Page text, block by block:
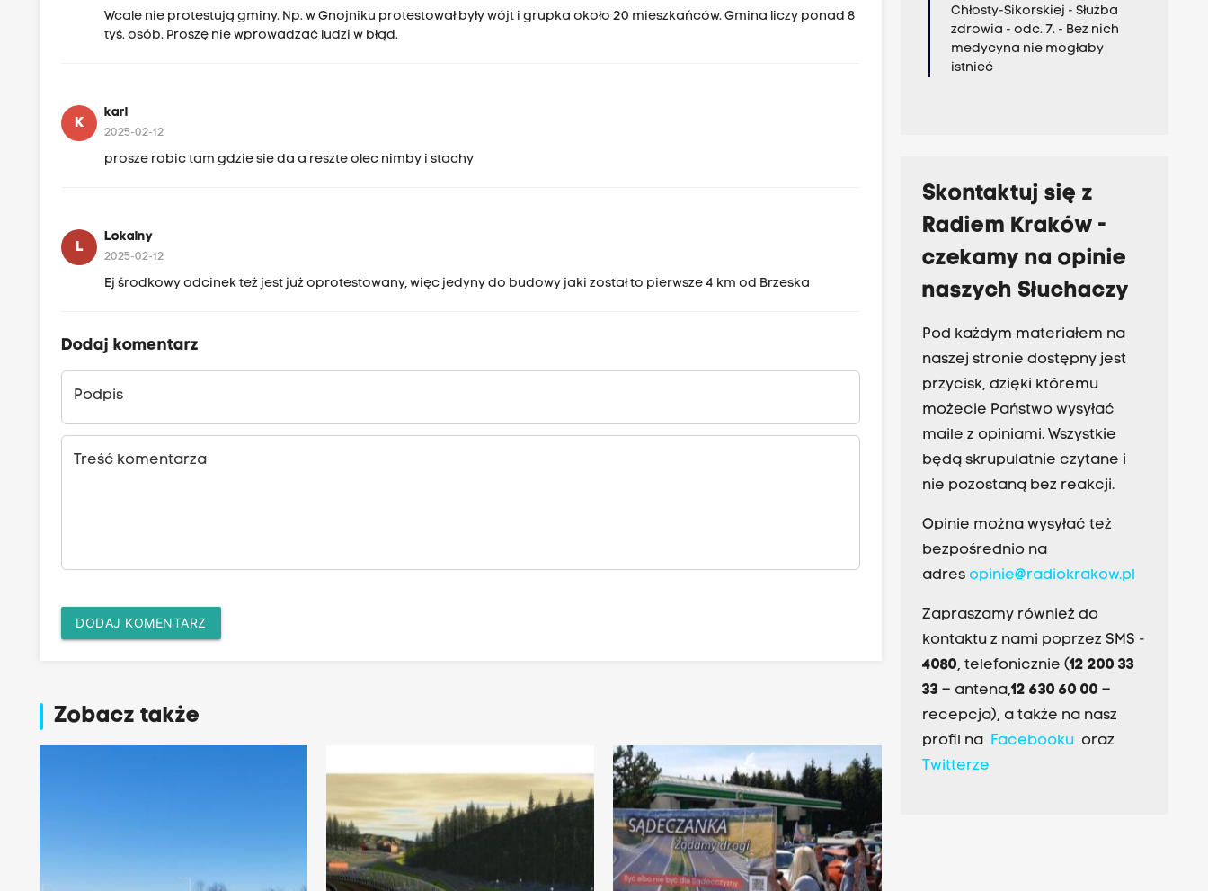
Wcale nie protestują gminy. Np. w Gnojniku protestował były wójt i grupka około 20 mieszkańców. Gmina liczy ponad 8
tyś. osób. Proszę nie wprowadzać ludzi w błąd.
K
karl
2025-02-12
prosze robic tam gdzie sie da a reszte olec nimby i stachy
L
Lokalny
2025-02-12
Ej środkowy odcinek też jest już oprotestowany, więc jedyny do budowy jaki został to pierwsze 4 km od Brzeska
Dodaj komentarz
Podpis
Treść komentarza
DODAJ KOMENTARZ
Zobacz także
Chłosty-Sikorskiej - Służba
zdrowia - odc. 7. - Bez nich
medycyna nie mogłaby
istnieć
Skontaktuj się z
Radiem Kraków -
czekamy na opinie
naszych Słuchaczy
Pod każdym materiałem na
naszej stronie dostępny jest
przycisk, dzięki któremu
możecie Państwo wysyłać
maile z opiniami. Wszystkie
będą skrupulatnie czytane i
nie pozostaną bez reakcji.
Opinie można wysyłać też
bezpośrednio na
adres opinie@radiokrakow.pl
Zapraszamy również do
kontaktu z nami poprzez SMS -
4080, telefonicznie (12 200 33
33– antena,12 630 60 00 –
recepcja), a także na nasz
profil na Facebookuoraz
Twitterze